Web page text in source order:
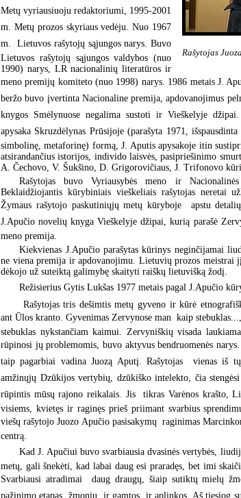
Rašytojas
Metų vyriausiuoju redaktoriumi, 1995-2001
m. Metų prozos skyriaus vedėju. Nuo 1967
m.  Lietuvos rašytojų sąjungos narys. Buvo
Lietuvos rašytojų sąjungos valdybos (nuo
1990) narys, LR nacionalinių literatūros ir
meno premijų komiteto (nuo 1998) narys. 1986 metais J.
beržo buvo įvertinta Nacionaline premija, apdovanojimus
knygos Smėlynuose negalima sustoti ir Vieškelyje
apysaka Skruzdėlynas Prūsijoje (parašyta 1971,
simbolinę, metaforinę) formą, J. Aputis apysakoje itin
atsirandančius istorijos, individo laisvės, pasipriešinimo
A. Čechovo, V. Šukšino, D. Grigorovičiaus, J. Trifonovo
Rašytojas buvo Vyriausybės meno ir
Beklaidžiojantis kūrybiniais vieškeliais rašytojas neretai
Žymaus rašytojo paskutiniųjų metų kūryboje  apstu
J.Apučio novelių knyga Vieškelyje džipai, kurią parašė
meno premija.
Kiekvienas J.Apučio parašytas kūrinys neginčijamai
ne viena premija ir apdovanojimu. Lietuvių prozos meistrai
dėkojo už suteiktą galimybę skaityti raiškų lietuvišką žodį.
Režisierius Gytis Lukšas 1977 metais pagal J.Apučio
Rašytojas tris dešimtis metų gyveno ir kūrė
ant Ūlos kranto. Gyvenimas Zervynose man  kaip
stebuklas nykstančiam kaimui. Zervyniškių visada
rūpinosi jų problemomis, buvo aktyvus bendruomenės narys.
taip pagarbiai vadina Juozą Aputį. Rašytojas  vienas iš
amžinųjų Dzūkijos vertybių, dzūkiško intelekto, čia
rūpintis mūsų rajono reikalais. Jis  tikras Varėnos krašto,
visiems, kvietęs ir raginęs prieš priimant svarbius
viešų rašytojo Juozo Apučio pasisakymų  raginimas
centrą.
Kad J. Apučiui buvo svarbiausia dvasinės vertybės,
metų, gali šnekėti, kad labai daug esi praradęs, bet imi
Svarbiausi atradimai  daug draugų, šiaip sutiktų mielų
pažinimo etapas  žmonių, ir gamtos, ir aplinkos. Aš tiesiog